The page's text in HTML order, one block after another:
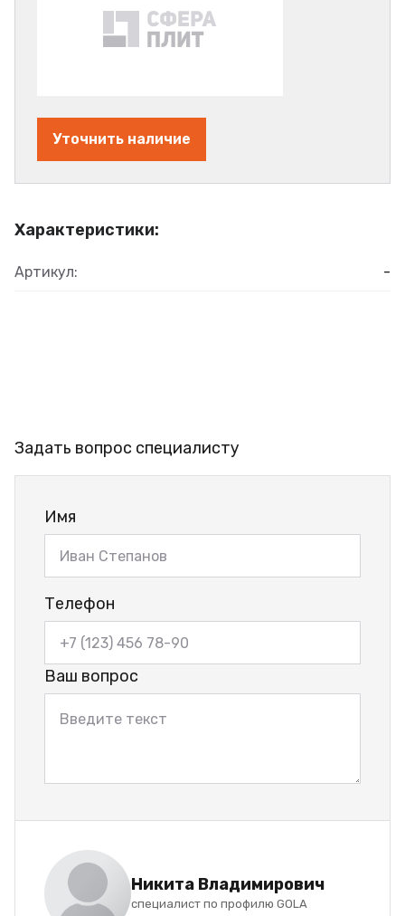
Характеристики:
Артикул: -
Уточнить наличие
Задать вопрос специалисту
Имя
Телефон
Ваш вопрос
Никита Владимирович
специалист по профилю GOLA